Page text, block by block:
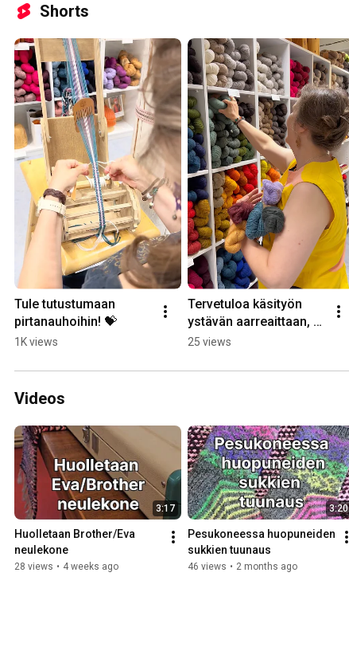
Shorts
Tule tutustumaan
pirtanauhoihin! 💝
1K views
Tervetuloa käsityön
ystävän aarreaittaan,
Taito Shop Turkuun! 🥰
25 views
Videos
3:17
Huolletaan Brother/Eva
neulekone
28 views • 4 weeks ago
3:20
Pesukoneessa huopuneiden
sukkien tuunaus
46 views • 2 months ago